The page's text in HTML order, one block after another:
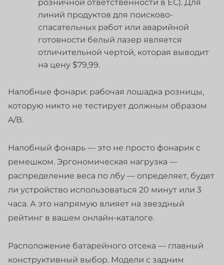
розничной ответственности в ЕС). Для
линий продуктов для поисково-
спасательных работ или аварийной
готовности белый лазер является
отличительной чертой, которая выводит
на цену $79,99.
Налобные фонари: рабочая лошадка розницы,
которую никто не тестирует должным образом
A/B.
Налобный фонарь — это не просто фонарик с
ремешком. Эргономическая нагрузка —
распределение веса по лбу — определяет, будет
ли устройство использоваться 20 минут или 3
часа. А это напрямую влияет на звездный
рейтинг в вашем онлайн-каталоге.
Расположение батарейного отсека — главный
конструктивный выбор. Модели с задним